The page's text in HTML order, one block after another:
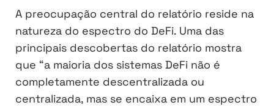
A preocupação central do relatório reside na
natureza do espectro do DeFi. Uma das
principais descobertas do relatório mostra
que “a maioria dos sistemas DeFi não é
completamente descentralizada ou
centralizada, mas se encaixa em um espectro